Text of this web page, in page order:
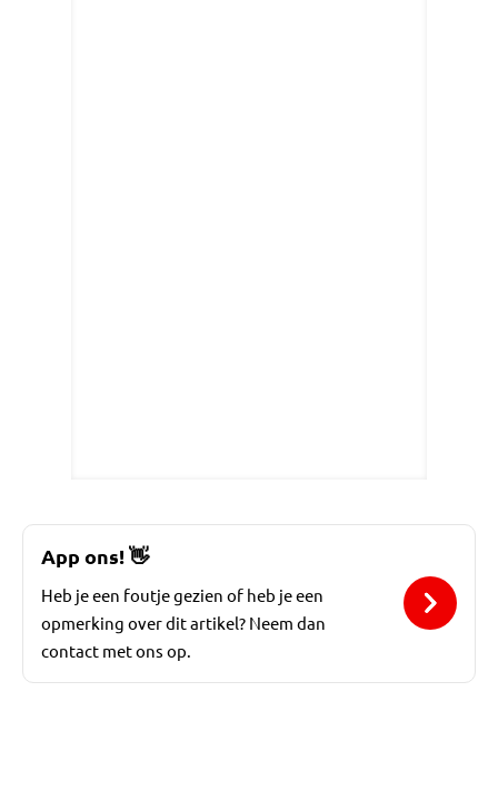
App ons! 👋
Heb je een foutje gezien of heb je een
opmerking over dit artikel? Neem dan
contact met ons op.